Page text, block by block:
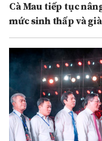
Cà Mau tiếp tục
mức sinh thấp và